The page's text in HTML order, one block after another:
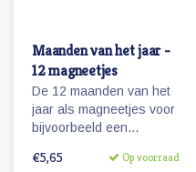
Maanden van het jaar -
12 magneetjes
De 12 maanden van het
jaar als magneetjes voor
bijvoorbeeld een
€5,65 Op voorraad